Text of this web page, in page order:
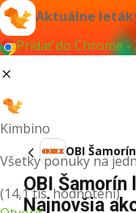
Aktuálne
Pridať do Chrome -
Kimbino
Všetky ponuky na
(14,1 tis. hodnotení)
OBI Šamorín
OBI
Najnovšia